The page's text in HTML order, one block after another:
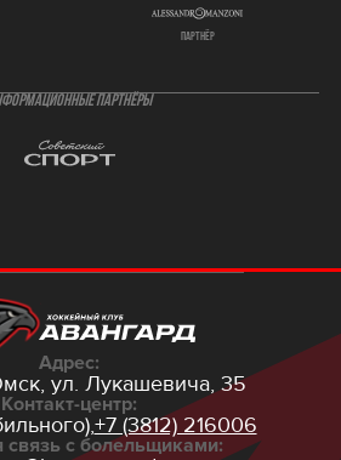
партнёр
ПАРТНЁРЫ
Адрес:
ул. Лукашевича, 35
Контакт-центр:
+7 (3812) 216006
связь с болельщиками: